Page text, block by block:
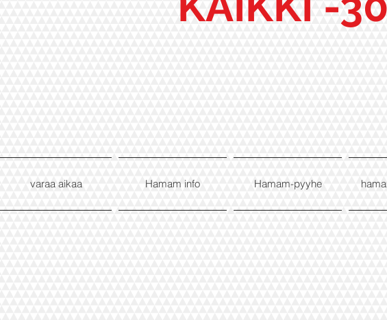
varaa aikaa Hamam info Hamam-pyyhe